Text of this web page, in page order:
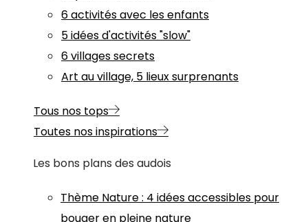
6 activités avec les enfants
5 idées d'activités "slow"
6 villages secrets
Art au village, 5 lieux surprenants
Tous nos tops
Toutes nos inspirations
Les bons plans des audois
Thème Nature: 4 idées accessibles pour
bouger en pleine nature